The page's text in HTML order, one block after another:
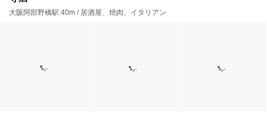
大阪阿部野橋駅 40m / 居酒屋、焼肉、イタリアン